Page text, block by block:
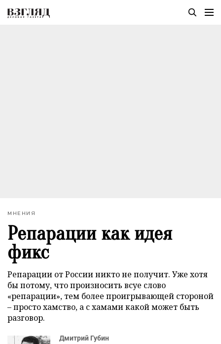
МНЕНИЯ
Репарации как идея
фикс
Репарации от России никто не получит. Уже хотя
бы потому, что произносить всуе слово
«репарации», тем более проигрывающей стороной
– просто хамство, а с хамами какой может быть
разговор.
Дмитрий Губин